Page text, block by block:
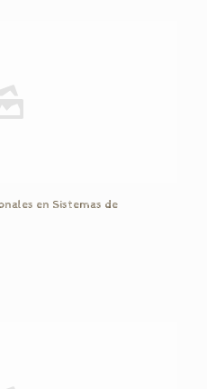
en Sistemas de